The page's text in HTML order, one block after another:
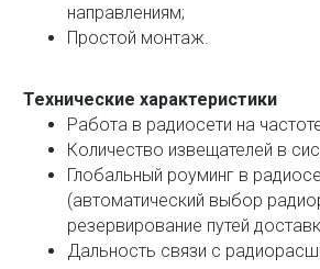
направлениям;
Простой монтаж.
Технические характеристики
Работа в радиосети на
Количество извещателей в
Глобальный роуминг в
(автоматический выбор
резервирование путей
Дальность связи с